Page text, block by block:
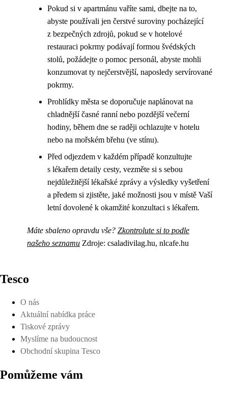
Pokud si v apartmánu vaříte sami, dbejte na to,
abyste používali jen čerstvé suroviny pocházející
z bezpečných zdrojů, pokud se v hotelové
restauraci pokrmy podávají formou švédských
stolů, požádejte o pomoc personál, abyste mohli
konzumovat ty nejčerstvější, naposledy servírované
pokrmy.
Prohlídky města se doporučuje naplánovat na
chladnější časné ranní nebo pozdější večerní
hodiny, během dne se raději ochlazujte v hotelu
nebo na mořském břehu (ve stínu).
Před odjezdem v každém případě konzultujte
s lékařem detaily cesty, vezměte si s sebou
nejdůležitější lékařské zprávy a výsledky vyšetření
a předem si zjistěte, jaké možnosti jsou v místě Vaší
letní dovolené k okamžité konzultaci s lékařem.
Máte sbaleno opravdu vše? Zkontrolute si to podle
našeho seznamu Zdroje: csaladivilag.hu, nlcafe.hu
Tesco
O nás
Aktuální nabídka práce
Tiskové zprávy
Myslíme na budoucnost
Obchodní skupina Tesco
Pomůžeme vám